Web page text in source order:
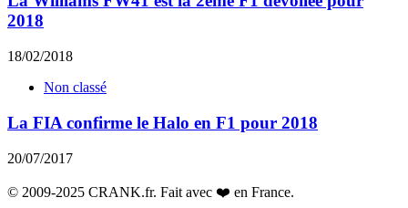
2018
18/02/2018
Non classé
La FIA confirme le Halo en F1 pour 2018
20/07/2017
© 2009-2025 CRANK.fr. Fait avec ❤️ en France.